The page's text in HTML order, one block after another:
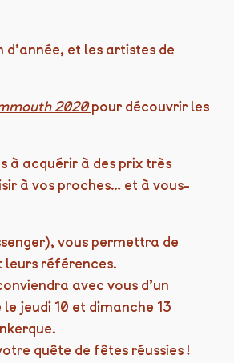
et les artistes de
2020pour découvrir les
à acquérir à des prix très
à vos proches… et à vous-
vous permettra de
leurs références.
avec vous d’un
jeudi 10 et dimanche 13
quête de fêtes réussies !